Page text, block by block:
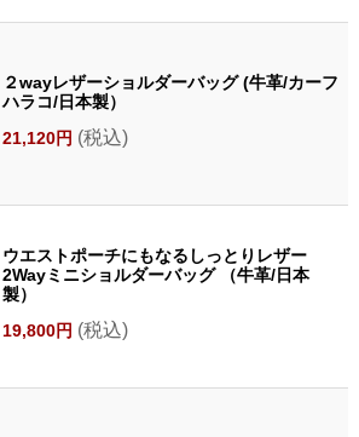
２wayレザーショルダーバッグ (牛革/カーフ
ハラコ/日本製）
21,120円 (税込)
ウエストポーチにもなるしっとりレザー
2Wayミニショルダーバッグ （牛革/日本
製）
19,800円 (税込)